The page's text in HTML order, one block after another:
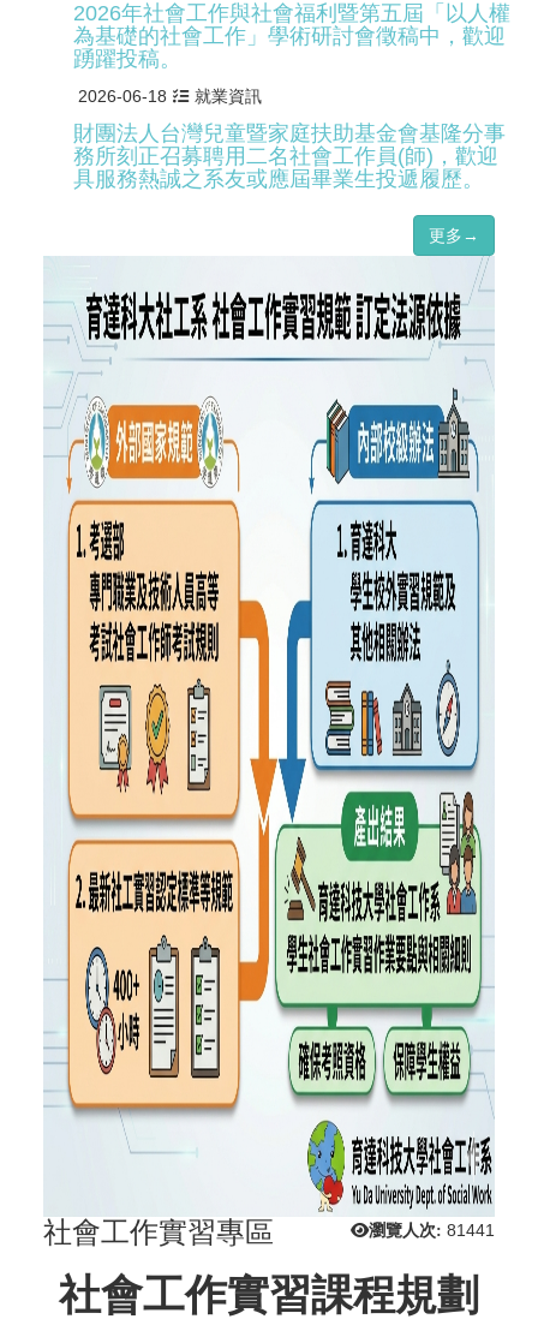
2026年社會工作與社會福利暨第五屆「以人權
為基礎的社會工作」學術研討會徵稿中，歡迎
踴躍投稿。
2026-06-18 就業資訊
財團法人台灣兒童暨家庭扶助基金會基隆分事
務所刻正召募聘用二名社會工作員(師)，歡迎
具服務熱誠之系友或應屆畢業生投遞履歷。
更多→
瀏覽人次: 81441
社會工作實習專區
社會工作實習課程規劃